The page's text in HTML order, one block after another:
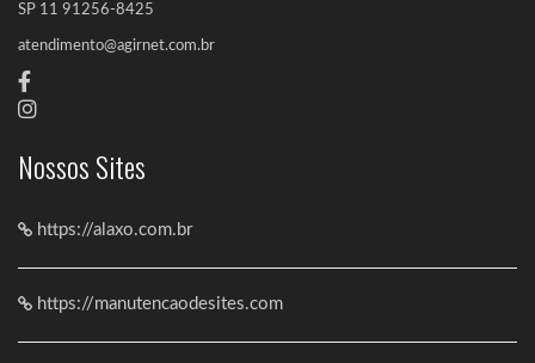
SP 11 91256-8425
atendimento@agirnet.com.br
Nossos Sites
https://alaxo.com.br
https://manutencaodesites.com